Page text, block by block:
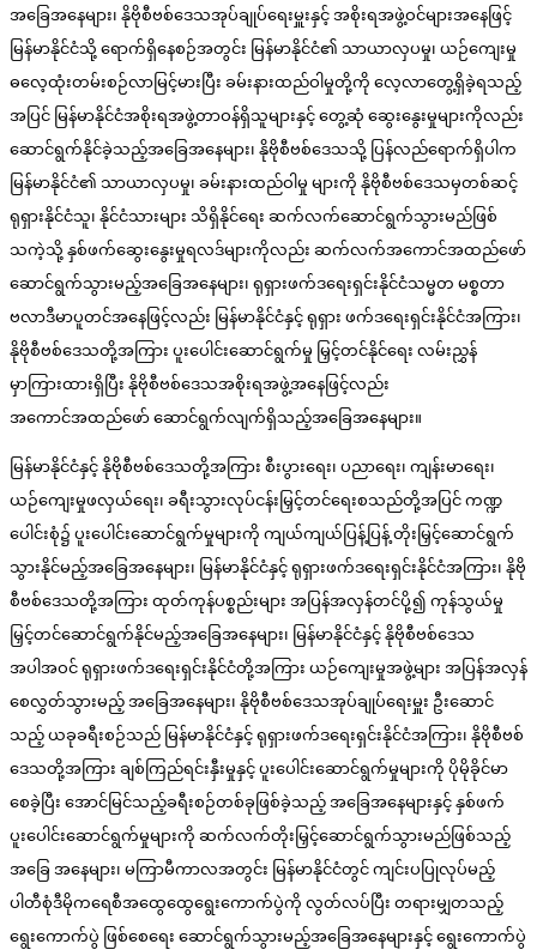
အခြေအနေများ၊ နိုဗိုစီဗစ်ဒေသအုပ်ချုပ်ရေးမှူးနှင့် အစိုးရအဖွဲ့ဝင်များအနေဖြင့်
မြန်မာနိုင်ငံသို့ ရောက်ရှိနေစဉ်အတွင်း မြန်မာနိုင်ငံ၏ သာယာလှပမှု၊ ယဉ်ကျေးမှု
ဓလေ့ထုံးတမ်းစဉ်လာမြင့်မားပြီး ခမ်းနားထည်ဝါမှုတို့ကို လေ့လာတွေ့ရှိခဲ့ရသည့်
အပြင် မြန်မာနိုင်ငံအစိုးရအဖွဲ့တာဝန်ရှိသူများနှင့် တွေ့ဆုံ ဆွေးနွေးမှုများကိုလည်း
ဆောင်ရွက်နိုင်ခဲ့သည့်အခြေအနေများ၊ နိုဗိုစီဗစ်ဒေသသို့ ပြန်လည်ရောက်ရှိပါက
မြန်မာနိုင်ငံ၏ သာယာလှပမှု၊ ခမ်းနားထည်ဝါမှု များကို နိုဗိုစီဗစ်ဒေသမှတစ်ဆင့်
ရုရှားနိုင်ငံသူ၊ နိုင်ငံသားများ သိရှိနိုင်ရေး ဆက်လက်ဆောင်ရွက်သွားမည်ဖြစ်
သကဲ့သို့ နှစ်ဖက်ဆွေးနွေးမှုရလဒ်များကိုလည်း ဆက်လက်အကောင်အထည်ဖော်
ဆောင်ရွက်သွားမည့်အခြေအနေများ၊ ရုရှားဖက်ဒရေးရှင်းနိုင်ငံသမ္မတ မစ္စတာ
ဗလာဒီမာပူတင်အနေဖြင့်လည်း မြန်မာနိုင်ငံနှင့် ရုရှား ဖက်ဒရေးရှင်းနိုင်ငံအကြား၊
နိုဗိုစီဗစ်ဒေသတို့အကြား ပူးပေါင်းဆောင်ရွက်မှု မြှင့်တင်နိုင်ရေး လမ်းညွှန်
မှာကြားထားရှိပြီး နိုဗိုစီဗစ်ဒေသအစိုးရအဖွဲ့အနေဖြင့်လည်း
အကောင်အထည်ဖော် ဆောင်ရွက်လျက်ရှိသည့်အခြေအနေများ။
မြန်မာနိုင်ငံနှင့် နိုဗိုစီဗစ်ဒေသတို့အကြား စီးပွားရေး၊ ပညာရေး၊ ကျန်းမာရေး၊
ယဉ်ကျေးမှုဖလှယ်ရေး၊ ခရီးသွားလုပ်ငန်းမြှင့်တင်ရေးစသည်တို့အပြင် ကဏ္ဍ
ပေါင်းစုံ၌ ပူးပေါင်းဆောင်ရွက်မှုများကို ကျယ်ကျယ်ပြန့်ပြန့် တိုးမြှင့်ဆောင်ရွက်
သွားနိုင်မည့်အခြေအနေများ၊ မြန်မာနိုင်ငံနှင့် ရုရှားဖက်ဒရေးရှင်းနိုင်ငံအကြား၊ နိုဗို
စီဗစ်ဒေသတို့အကြား ထုတ်ကုန်ပစ္စည်းများ အပြန်အလှန်တင်ပို့၍ ကုန်သွယ်မှု
မြှင့်တင်ဆောင်ရွက်နိုင်မည့်အခြေအနေများ၊ မြန်မာနိုင်ငံနှင့် နိုဗိုစီဗစ်ဒေသ
အပါအဝင် ရုရှားဖက်ဒရေးရှင်းနိုင်ငံတို့အကြား ယဉ်ကျေးမှုအဖွဲ့များ အပြန်အလှန်
စေလွှတ်သွားမည့် အခြေအနေများ၊ နိုဗိုစီဗစ်ဒေသအုပ်ချုပ်ရေးမှူး ဦးဆောင်
သည့် ယခုခရီးစဉ်သည် မြန်မာနိုင်ငံနှင့် ရုရှားဖက်ဒရေးရှင်းနိုင်ငံအကြား၊ နိုဗိုစီဗစ်
ဒေသတို့အကြား ချစ်ကြည်ရင်းနှီးမှုနှင့် ပူးပေါင်းဆောင်ရွက်မှုများကို ပိုမိုခိုင်မာ
စေခဲ့ပြီး အောင်မြင်သည့်ခရီးစဉ်တစ်ခုဖြစ်ခဲ့သည့် အခြေအနေများနှင့် နှစ်ဖက်
ပူးပေါင်းဆောင်ရွက်မှုများကို ဆက်လက်တိုးမြှင့်ဆောင်ရွက်သွားမည်ဖြစ်သည့်
အခြေ အနေများ၊ မကြာမီကာလအတွင်း မြန်မာနိုင်ငံတွင် ကျင်းပပြုလုပ်မည့်
ပါတီစုံဒီမိုကရေစီအထွေထွေရွေးကောက်ပွဲကို လွတ်လပ်ပြီး တရားမျှတသည့်
ရွေးကောက်ပွဲ ဖြစ်စေရေး ဆောင်ရွက်သွားမည့်အခြေအနေများနှင့် ရွေးကောက်ပွဲ